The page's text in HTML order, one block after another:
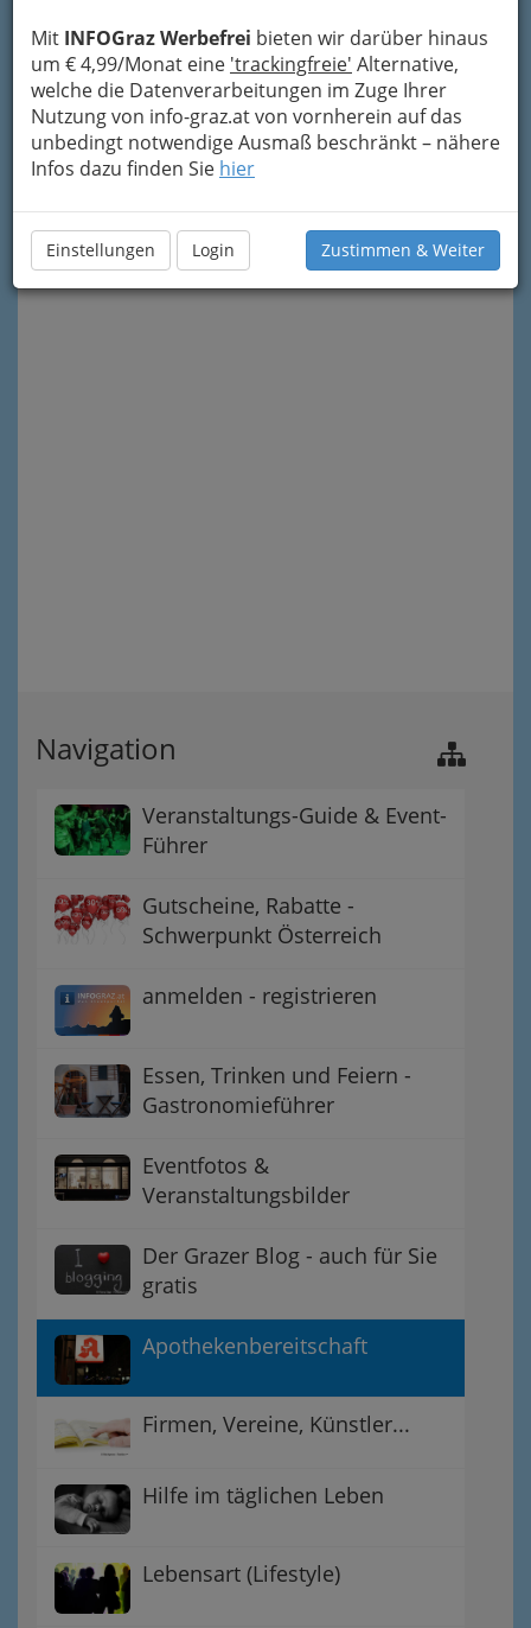
Mit INFOGraz Werbefrei bieten wir darüber hinaus
um € 4,99/Monat eine 'trackingfreie' Alternative,
welche die Datenverarbeitungen im Zuge Ihrer
Nutzung von info-graz.at von vornherein auf das
unbedingt notwendige Ausmaß beschränkt – nähere
Infos dazu finden Sie hier
Einstellungen Login Zustimmen & Weiter
Meine Nachricht senden
Navigation
Veranstaltungs-Guide & Event-
Führer
Gutscheine, Rabatte -
Schwerpunkt Österreich
anmelden - registrieren
Essen, Trinken und Feiern -
Gastronomieführer
Eventfotos &
Veranstaltungsbilder
Der Grazer Blog - auch für Sie
gratis
Apothekenbereitschaft
Firmen, Vereine, Künstler...
Hilfe im täglichen Leben
Lebensart (Lifestyle)